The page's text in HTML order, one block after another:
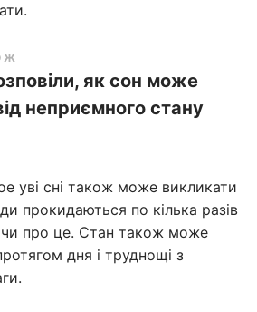
як сон може
неприємного стану
уві сні також може викликати
прокидаються по кілька разів
про це. Стан також може
дня і труднощі з